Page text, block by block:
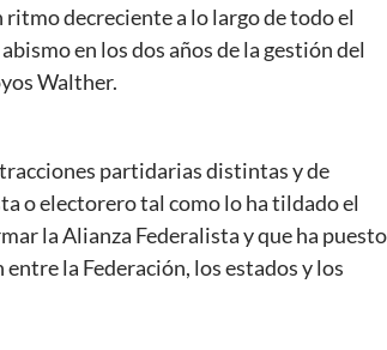
decreciente a lo largo de todo el
en los dos años de la gestión del
Walther.
partidarias distintas y de
o electorero tal como lo ha tildado el
la Alianza Federalista y que ha puesto
la Federación, los estados y los